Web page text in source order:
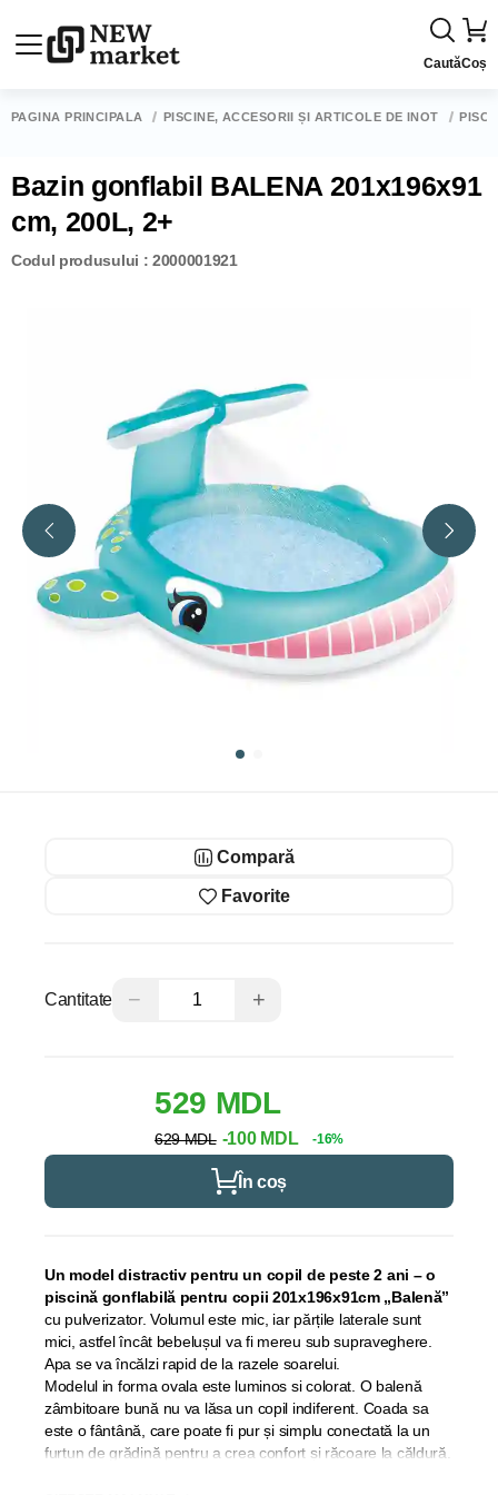
CautăCoș
PAGINA PRINCIPALĂ PISCINE, ACCESORII ȘI ARTICOLE DE ÎNOT
Bazin gonflabil BALENA 201x196x91
cm, 200L, 2+
Codul produsului : 2000001921
Compară
Favorite
Cantitate − +
529 MDL
629 MDL -100 MDL -16%
În coș
Un model distractiv pentru un copil de peste 2 ani – o
piscină gonflabilă pentru copii 201x196x91cm „Balenă”
cu pulverizator. Volumul este mic, iar părțile laterale sunt
mici, astfel încât bebelușul va fi mereu sub supraveghere.
Apa se va încălzi rapid de la razele soarelui.
Modelul in forma ovala este luminos si colorat. O balenă
zâmbitoare bună nu va lăsa un copil indiferent. Coada sa
este o fântână, care poate fi pur și simplu conectată la un
furtun de grădină pentru a crea confort și răcoare la căldură.